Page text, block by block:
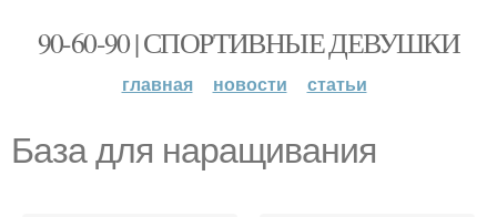
90-60-90 | СПОРТИВНЫЕ ДЕВУШКИ
главная новости статьи
База для наращивания